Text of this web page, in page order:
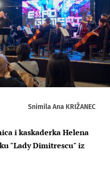
Snimila Ana KRIŽANEC
i kaskaderka Helena
"Lady Dimitrescu" iz